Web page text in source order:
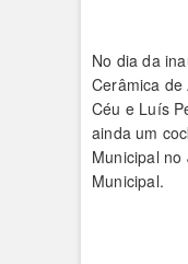
No dia da
Cerâmica de
Céu e Luís
ainda um
Municipal no
Municipal.